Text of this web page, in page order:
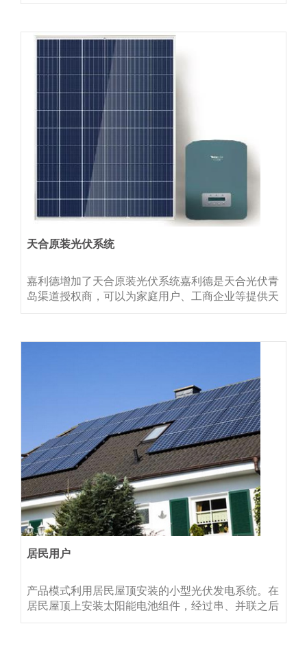
天合原装光伏系统
嘉利德增加了天合原装光伏系统嘉利德是天合光伏青
岛渠道授权商，可以为家庭用户、工商企业等提供天
居民用户
产品模式利用居民屋顶安装的小型光伏发电系统。在
居民屋顶上安装太阳能电池组件，经过串、并联之后